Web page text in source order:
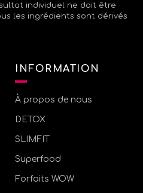
individuel ne doit être
les ingrédients sont dérivés
INFORMATION
À propos de nous
DETOX
SLIMFIT
Superfood
Forfaits WOW